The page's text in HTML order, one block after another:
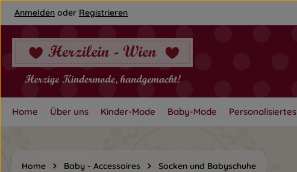
Hauptinhalt springen
Zur Hauptnavigation springen
Anmelden oder Registrieren
Home Über uns Kinder-Mode Baby-Mode Personalisiertes
Home Baby - Accessoires Socken und Babyschuhe